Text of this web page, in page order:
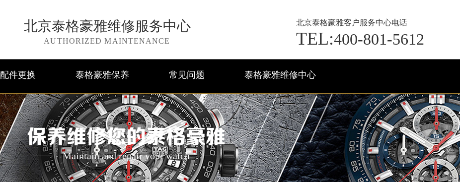
北京泰格豪雅维修服务中心
AUTHORIZED MAINTENANCE
北京泰格豪雅客户服务中心电话
TEL:400-801-5612
配件更换 泰格豪雅保养 常见问题 泰格豪雅维修中心
保养维修您的泰格豪雅
Maintain and repair your watch